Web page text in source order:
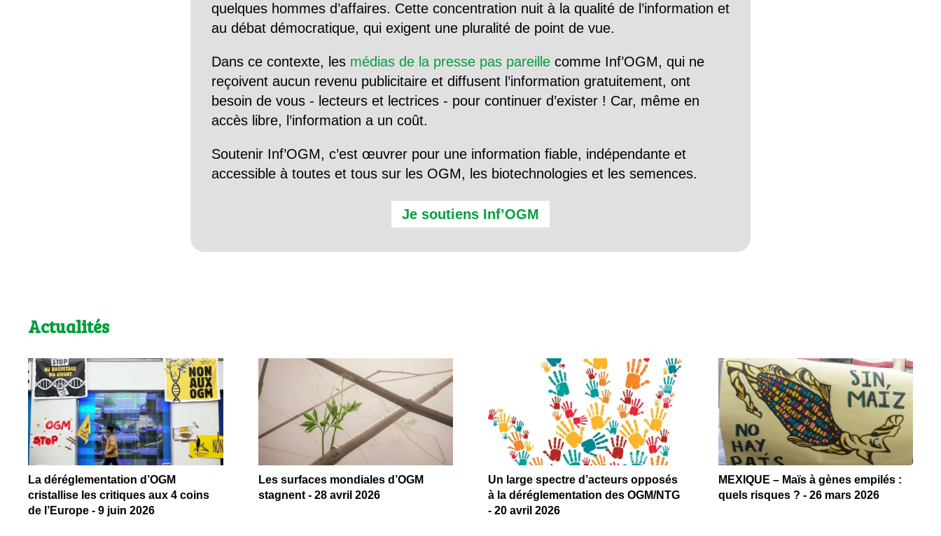
quelques hommes d’affaires. Cette concentration nuit à la qualité de l’information et
au débat démocratique, qui exigent une pluralité de point de vue.
Dans ce contexte, les médias de la presse pas pareille comme Inf’OGM, qui ne
reçoivent aucun revenu publicitaire et diffusent l’information gratuitement, ont
besoin de vous - lecteurs et lectrices - pour continuer d’exister ! Car, même en
accès libre, l’information a un coût.
Soutenir Inf’OGM, c’est œuvrer pour une information fiable, indépendante et
accessible à toutes et tous sur les OGM, les biotechnologies et les semences.
Je soutiens Inf’OGM
Actualités
La déréglementation d’OGM
cristallise les critiques aux 4 coins
de l’Europe - 9 juin 2026
Les surfaces mondiales d’OGM
stagnent - 28 avril 2026
Un large spectre d’acteurs opposés
à la déréglementation des OGM/NTG
- 20 avril 2026
MEXIQUE – Maïs à gènes empilés :
quels risques ? - 26 mars 2026